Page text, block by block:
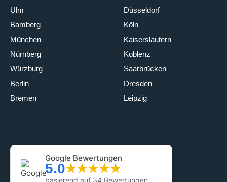
Ulm
Bamberg
München
Nürnberg
Würzburg
Berlin
Bremen
Düsseldorf
Köln
Kaiserslautern
Koblenz
Saarbrücken
Dresden
Leipzig
Google Bewertungen
5.0
basierend auf 34 Bewertungen